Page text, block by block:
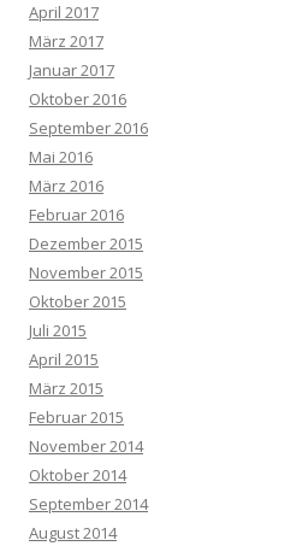
April 2017
März 2017
Januar 2017
Oktober 2016
September 2016
Mai 2016
März 2016
Februar 2016
Dezember 2015
November 2015
Oktober 2015
Juli 2015
April 2015
März 2015
Februar 2015
November 2014
Oktober 2014
September 2014
August 2014